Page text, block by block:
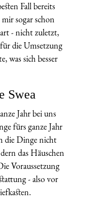
Fall bereits
sogar schon
- nicht zuletzt,
die Umsetzung
was sich besser
Swea
Jahr bei uns
fürs ganze Jahr
die Dinge nicht
das Häuschen
Voraussetzung
- also vor